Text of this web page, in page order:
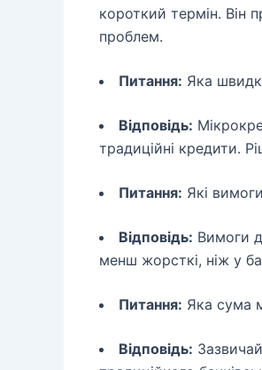
короткий термін. Він
проблем.
Питання: Яка
Відповідь:
традиційні кредити.
Питання: Які
Відповідь: Вимоги
менш жорсткі, ніж у
Питання: Яка сума
Відповідь: